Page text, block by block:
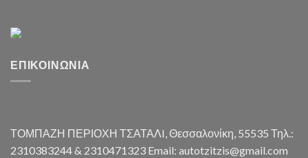
ΕΠΙΚΟΙΝΩΝΊΑ
ΤΟΜΠΑΖΗ ΠΕΡΙΟΧΗ ΤΣΑΤΑΛI, Θεσσαλονίκη, 55535 Τηλ.:
2310383244 & 2310471323 Email: autotzitzis@gmail.com